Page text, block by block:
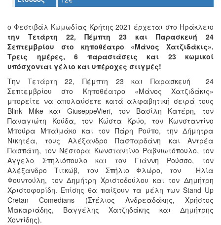
ΔΗΜΟΣ
ΑΝΘΕΚΤΙΚΗ
ΠΟΛΗ
o Φεστιβάλ Κωμωδίας Κρήτης 2021 έρχεται στο Ηράκλειο
την Τετάρτη 22, Πέμπτη 23 και Παρασκευή 24
Σεπτεμβρίου στο κηποθέατρο «Μάνος Χατζιδάκις».
Τρεις ημέρες, 6 παραστάσεις και 23 κωμικοί
υπόσχονται γέλιο και υπέροχες στιγμές!
Την Τετάρτη 22, Πέμπτη 23 και Παρασκευή 24
Σεπτεμβρίου στο Κηποθέατρο «Μάνος Χατζιδάκις»
μπορείτε να απολαύσετε κατά αλφαβητική σειρά τους
Blink Mike και GiuseppeVieri, τον Βασίλη Κατέρη, τον
Παναγιώτη Κούδα, τον Κώστα Κρύο, τον Κωνσταντίνο
Μπούρα Μπαϊμάκο και τον Πάρη Ρούπο, την Δήμητρα
Νικητέα, τους Αλέξανδρο Πασπαρδάνη και Αντρέα
Πασπάτη, τον Νέστορα Κωνσταντίνο Ραβνιωτόπουλο, τον
Άγγελο Σπηλιόπουλο και τον Γιάννη Ρούσσο, τον
Αλέξανδρο Τιτκώβ, τον Σπήλιο Φλώρο, τον Ηλία
Φουντούλη, τον Δημήτρη Χριστοδούλου και τον Δημήτρη
Χριστοφορίδη. Επίσης θα παίξουν τα μέλη των Stand Up
Cretan Comedians (Στέλιος Ανδρεαδάκης, Χρήστος
Μακαριάδης, Βαγγέλης Χατζηδάκης και Δημήτρης
Χοντίδης).